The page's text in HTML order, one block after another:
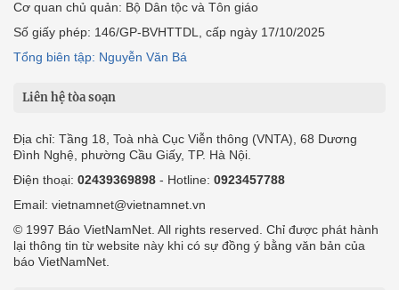
Cơ quan chủ quản: Bộ Dân tộc và Tôn giáo
Số giấy phép: 146/GP-BVHTTDL, cấp ngày 17/10/2025
Tổng biên tập: Nguyễn Văn Bá
Liên hệ tòa soạn
Địa chỉ: Tầng 18, Toà nhà Cục Viễn thông (VNTA), 68 Dương
Đình Nghệ, phường Cầu Giấy, TP. Hà Nội.
Điện thoại: 02439369898 - Hotline: 0923457788
Email: vietnamnet@vietnamnet.vn
© 1997 Báo VietNamNet. All rights reserved. Chỉ được phát hành
lại thông tin từ website này khi có sự đồng ý bằng văn bản của
báo VietNamNet.